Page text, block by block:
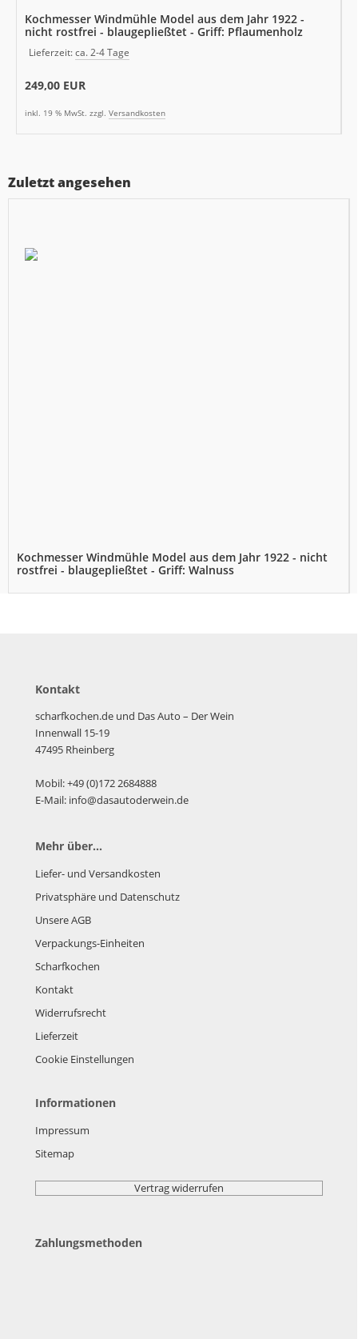
Kochmesser Windmühle Model aus dem Jahr 1922 -
nicht rostfrei - blaugepließtet - Griff: Pflaumenholz
Lieferzeit:ca. 2-4 Tage
249,00 EUR
inkl. 19 % MwSt. zzgl. Versandkosten
Zuletzt angesehen
Kochmesser Windmühle Model aus dem Jahr 1922 - nicht
rostfrei - blaugepließtet - Griff: Walnuss
Kontakt
scharfkochen.de und Das Auto – Der Wein
Innenwall 15-19
47495 Rheinberg
Mobil: +49 (0)172 2684888
E-Mail: info@dasautoderwein.de
Mehr über...
Liefer- und Versandkosten
Privatsphäre und Datenschutz
Unsere AGB
Verpackungs-Einheiten
Scharfkochen
Kontakt
Widerrufsrecht
Lieferzeit
Cookie Einstellungen
Informationen
Impressum
Sitemap
Vertrag widerrufen
Zahlungsmethoden